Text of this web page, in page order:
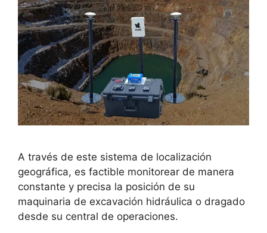
A través de este sistema de localización
geográfica, es factible monitorear de manera
constante y precisa la posición de su
maquinaria de excavación hidráulica o dragado
desde su central de operaciones.